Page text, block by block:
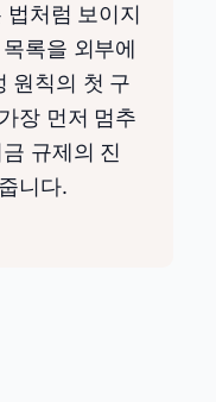
처럼 보이지
록을 외부에
원칙의 첫 구
장 먼저 멈추
규제의 진
니다.